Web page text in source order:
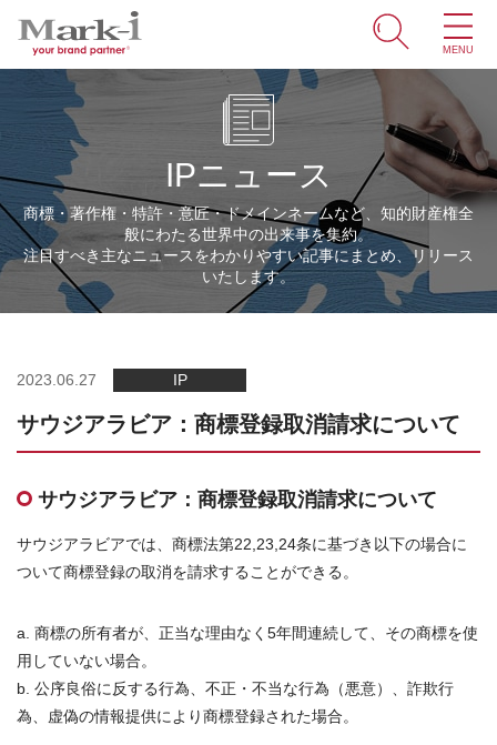
MENU
サービス
取引事例
商標・ブランドの豆知識
知財情報
ENGLISH
お問合せはこちら
資料ダウンロード
IPニュース
商標・著作権・特許・意匠・ドメインネームなど、知的財産権全
般にわたる世界中の出来事を集約。
注目すべき主なニュースをわかりやすい記事にまとめ、リリース
いたします。
2023.06.27 IP
サウジアラビア：商標登録取消請求について
サウジアラビア：商標登録取消請求について
サウジアラビアでは、商標法第22,23,24条に基づき以下の場合に
ついて商標登録の取消を請求することができる。
a. 商標の所有者が、正当な理由なく5年間連続して、その商標を使
用していない場合。
b. 公序良俗に反する行為、不正・不当な行為（悪意）、詐欺行
為、虚偽の情報提供により商標登録された場合。